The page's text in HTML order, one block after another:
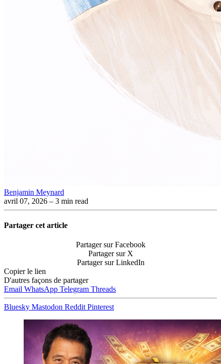
Benjamin Meynard
avril 07, 2026 – 3 min read
Partager cet article
Partager sur Facebook
Partager sur X
Partager sur LinkedIn
Copier le lien
D'autres façons de partager
Email WhatsApp Telegram Threads
Bluesky Mastodon Reddit Pinterest